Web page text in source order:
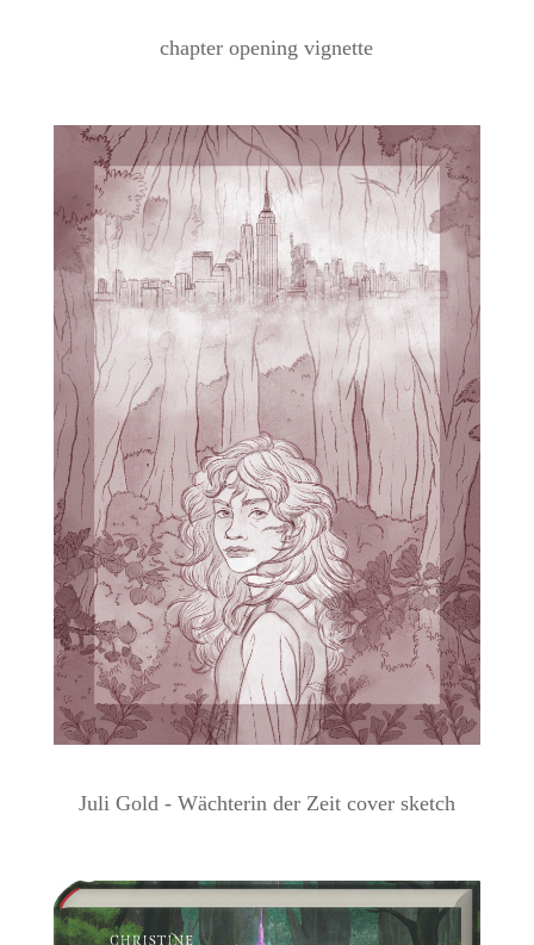
chapter opening vignette
Juli Gold - Wächterin der Zeit cover sketch